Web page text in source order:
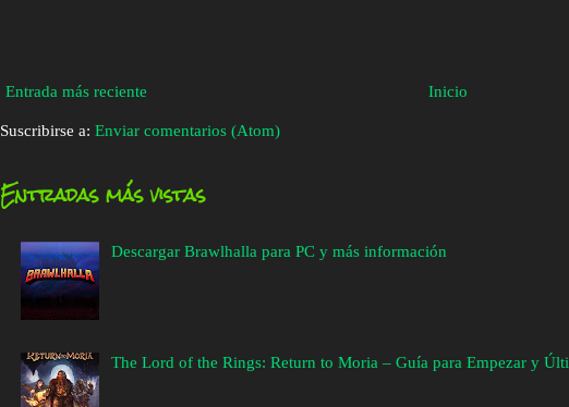
Entrada más reciente Inicio
Suscribirse a: Enviar comentarios (Atom)
Entradas más vistas
Descargar Brawlhalla para PC y más información
The Lord of the Rings: Return to Moria – Guía para Empezar y